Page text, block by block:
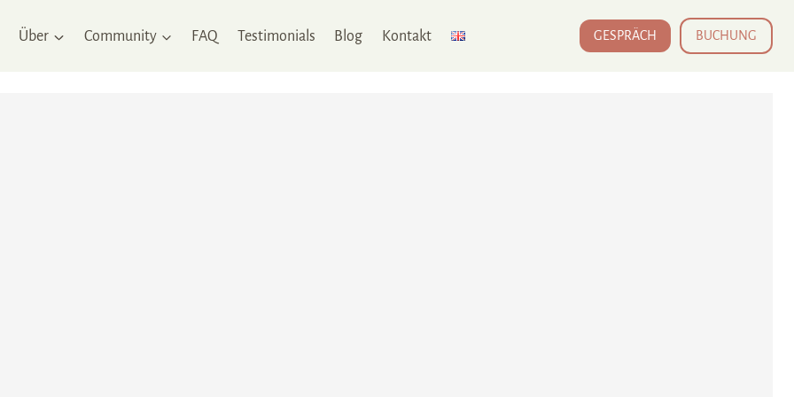
Über Community FAQ Testimonials Blog Kontakt GESPRÄCH BUCHUNG